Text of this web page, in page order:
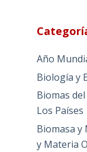
Año
Biología y
Biomas
Los Países
Biomasa y
y Materia